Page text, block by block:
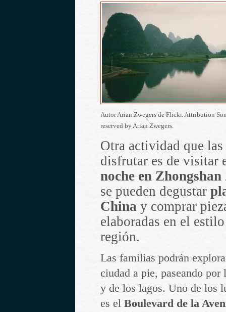
Autor Arian Zwegers de Flickr. Attribution
reserved by Arian Zwegers.
Otra actividad que
disfrutar es de visitar
noche en
se pueden degustar
China y comprar
elaboradas en el
región.
Las familias podrán
ciudad a pie, paseando
y de los lagos. Uno de los
es el Boulevard de la